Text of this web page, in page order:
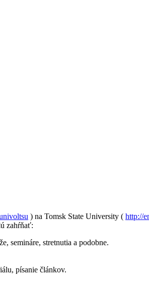
) na Tomsk State University ( http://
zahŕňať:
semináre, stretnutia a podobne.
písanie článkov.